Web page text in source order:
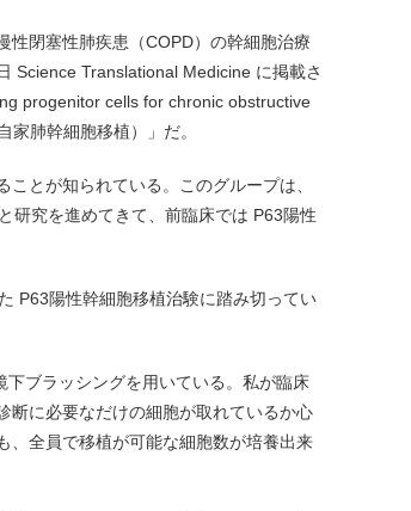
性閉塞性肺疾患（COPD）の幹細胞治療
Science Translational Medicine に掲載さ
progenitor cells for chronic obstructive
肺幹細胞移植）」だ。
とが知られている。このグループは、
研究を進めてきて、前臨床では P63陽性
P63陽性幹細胞移植治験に踏み切ってい
ブラッシングを用いている。私が臨床
断に必要なだけの細胞が取れているか心
、全員で移植が可能な細胞数が培養出来